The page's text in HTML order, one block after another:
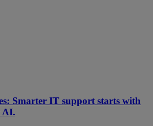
Smarter IT support starts with
AI.